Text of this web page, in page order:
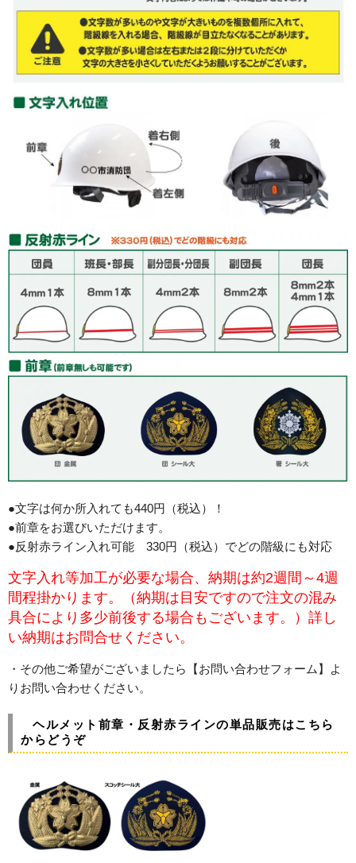
●文字は何か所入れても440円（税込）！
●前章をお選びいただけます。
●反射赤ライン入れ可能 330円（税込）でどの階級にも対応
文字入れ等加工が必要な場合、納期は約2週間～4週
間程掛かります。（納期は目安ですので注文の混み
具合により多少前後する場合もございます。）詳し
い納期はお問合せください。
・その他ご希望がございましたら【お問い合わせフォーム】よ
りお問い合わせください。
ヘルメット前章・反射赤ラインの単品販売はこちら
からどうぞ